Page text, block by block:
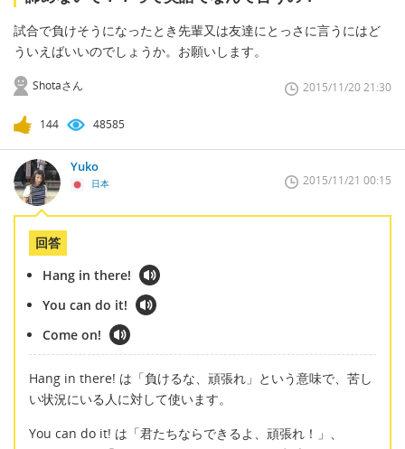
試合で負けそうになったとき先輩又は友達にとっさに言うにはど
ういえばいいのでしょうか。お願いします。
Shotaさん 2015/11/20 21:30
144 48585
Yuko
日本 2015/11/21 00:15
回答
Hang in there!
You can do it!
Come on!
Hang in there! は「負けるな、頑張れ」という意味で、苦し
い状況にいる人に対して使います。
You can do it! は「君たちならできるよ、頑張れ！」、